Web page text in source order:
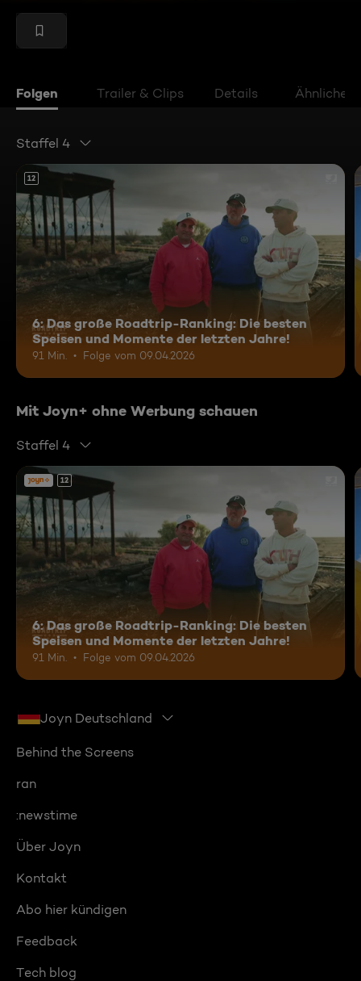
Folgen Trailer & Clips Details Ähnliche
Staffel 4
12
6: Das große Roadtrip-Ranking: Die besten
Speisen und Momente der letzten Jahre!
91 Min. Folge vom 09.04.2026
Mit Joyn+ ohne Werbung schauen
Staffel 4
12
6: Das große Roadtrip-Ranking: Die besten
Speisen und Momente der letzten Jahre!
91 Min. Folge vom 09.04.2026
Joyn Deutschland
Behind the Screens
ran
:newstime
Über Joyn
Kontakt
Abo hier kündigen
Feedback
Tech blog